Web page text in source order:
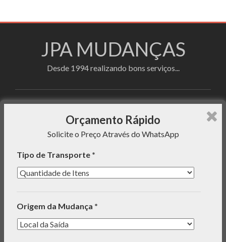
JPA MUDANÇAS
Desde 1994 realizando bons serviços...
orçamento rápido e enviaremos uma mensagem com o
preço do serviço para seu WhatsApp!
INFORMAÇÕES
Orçamento Rápido
Solicite o Preço Através do WhatsApp
Tipo de Transporte *
Origem da Mudança *